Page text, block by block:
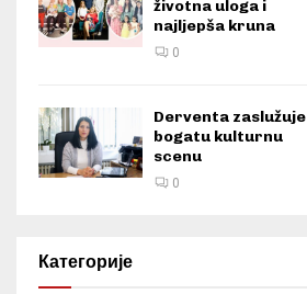
životna uloga i
najljepša kruna
0
Derventa zaslužuje
bogatu kulturnu
scenu
0
Категорије